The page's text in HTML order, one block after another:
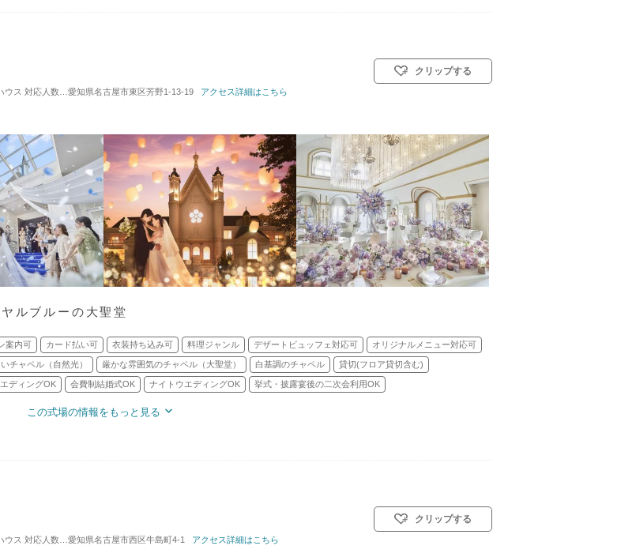
ウス 対応人数: 着席：10名 ～ 100名 挙式スタイル: 教会式(キリスト教式)／人前式
愛知県名古屋市東区芳野1-13-19 アクセス詳細はこちら
クリップする
ルブルーの大聖堂
案内可 カード払い可 衣装持ち込み可 料理ジャンル デザートビュッフェ対応可 オリジナルメニュー対応可
チャペル（自然光） 厳かな雰囲気のチャペル（大聖堂） 白基調のチャペル 貸切(フロア貸切含む)
ディングOK 会費制結婚式OK ナイトウエディングOK 挙式・披露宴後の二次会利用OK
この式場の情報をもっと見る
ウス 対応人数: 着席：20名 ～ 120名 挙式スタイル: 教会式(キリスト教式)／人前式／和装人前式
愛知県名古屋市西区牛島町4-1 アクセス詳細はこちら
クリップする